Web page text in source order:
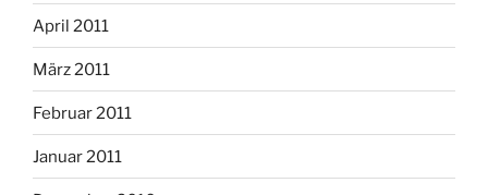
April 2011
März 2011
Februar 2011
Januar 2011